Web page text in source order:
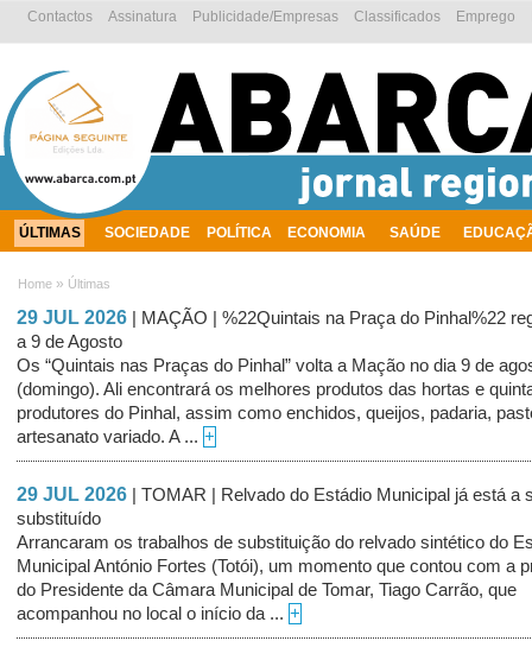
ÚLTIMAS SOCIEDADE POLÍTICA ECONOMIA SAÚDE
Emprego
Classificados
Publicidade/Empresas
Assinatura
Contactos
Home » Últimas
29 JUL 2026
| MAÇÃO | %22Quintais na Praça do Pinhal%22
a 9 de Agosto
Os “Quintais nas Praças do Pinhal” volta a Mação no dia 9 de
(domingo). Ali encontrará os melhores produtos das hortas e
produtores do Pinhal, assim como enchidos, queijos, padaria,
artesanato variado. A ... +
29 JUL 2026
| TOMAR | Relvado do Estádio Municipal já está a
substituído
Arrancaram os trabalhos de substituição do relvado sintético do
Municipal António Fortes (Totói), um momento que contou com a
do Presidente da Câmara Municipal de Tomar, Tiago Carrão, que
acompanhou no local o início da ... +